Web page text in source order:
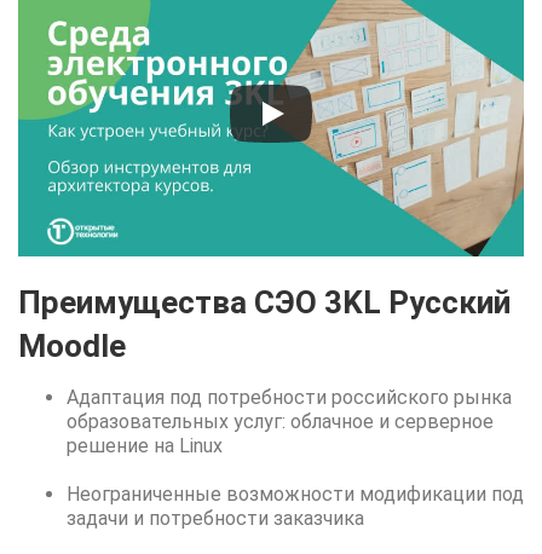
Преимущества СЭО 3KL Русский
Moodle
Адаптация под потребности российского рынка
образовательных услуг: облачное и серверное
решение на Linux
Неограниченные возможности модификации под
задачи и потребности заказчика